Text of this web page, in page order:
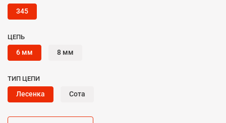
345
ЦЕПЬ
6 мм 8 мм
ТИП ЦЕПИ
Лесенка Сота